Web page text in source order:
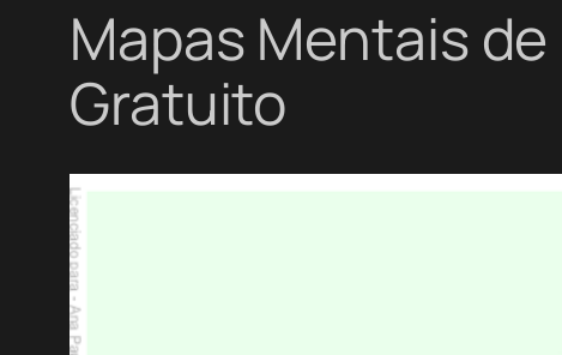
Mapas Mentais
Gratuito